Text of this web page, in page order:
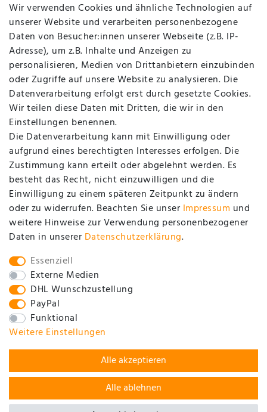
Vertrag widerrufen
MEIN KONTO
Registrieren
Login
UNTERNEHMEN
Kontakt
Datenschutzerklärung
AGB / Kundeninformationen
Impressum
SOCIAL
Wir verwenden Cookies und ähnliche Technologien auf
unserer Website und verarbeiten personenbezogene
Daten von Besucher:innen unserer Webseite (z.B. IP-
Adresse), um z.B. Inhalte und Anzeigen zu
personalisieren, Medien von Drittanbietern einzubinden
oder Zugriffe auf unsere Website zu analysieren. Die
Datenverarbeitung erfolgt erst durch gesetzte Cookies.
Wir teilen diese Daten mit Dritten, die wir in den
Einstellungen benennen.
Die Datenverarbeitung kann mit Einwilligung oder
aufgrund eines berechtigten Interesses erfolgen. Die
Zustimmung kann erteilt oder abgelehnt werden. Es
besteht das Recht, nicht einzuwilligen und die
Einwilligung zu einem späteren Zeitpunkt zu ändern
oder zu widerrufen. Beachten Sie unser Impressum und
weitere Hinweise zur Verwendung personenbezogener
Daten in unserer Daten­schutz­erklärung.
Essenziell
Externe Medien
DHL Wunschzustellung
PayPal
Funktional
Weitere Einstellungen
Alle akzeptieren
Alle ablehnen